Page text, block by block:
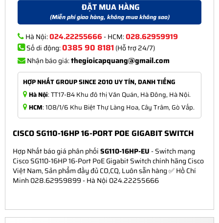
ĐẶT MUA HÀNG
(Miễn phí giao hàng, không mua không sao)
Hà Nội:024.22255666- HCM:028.62959919
Số di động:0385 90 8181(Hỗ trợ 24/7)
Nhận báo giá:thegioicapquang@gmail.com
HỢP NHẤT GROUP SINCE 2010 UY TÍN, DANH TIẾNG
Hà Nội: TT17-B4 Khu đô thị Văn Quán, Hà Đông, Hà Nội.
HCM: 108/1/6 Khu Biệt Thự Làng Hoa, Cây Trâm, Gò Vấp.
CISCO SG110-16HP 16-PORT POE GIGABIT SWITCH
Hợp Nhất báo giá phân phốiSG110-16HP-EU - Switch mạng
Cisco SG110-16HP 16-Port PoE Gigabit Switch chính hãng Cisco
Việt Nam, Sản phẩm đầy đủ CO,CQ, Luôn sẵn hàng ✅ Hồ Chí
Minh 028.62959899 - Hà Nội 024.22255666